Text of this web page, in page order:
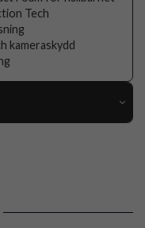
Tech
kameraskydd
Trådlös laddning-